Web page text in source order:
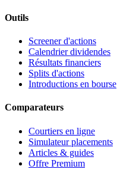
Outils
Screener d'actions
Calendrier dividendes
Résultats financiers
Splits d'actions
Introductions en bourse
Comparateurs
Courtiers en ligne
Simulateur placements
Articles & guides
Offre Premium